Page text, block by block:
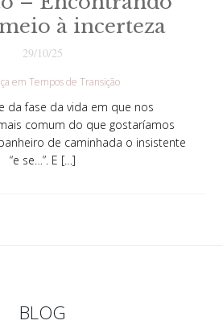
à incerteza
29/10/25
em Tempos de Transição
da fase da vida em que nos
comum do que gostaríamos
de caminhada o insistente
“e se…”. E […]
BLOG